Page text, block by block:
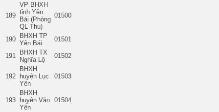
189
VP BHXH
tỉnh Yên
Bái (Phòng
QL Thu)
01500
190
BHXH TP
Yên Bái
01501
191
BHXH TX
Nghĩa Lộ
01502
192
BHXH
huyện Lục
Yên
01503
193
BHXH
huyện Văn
Yên
01504